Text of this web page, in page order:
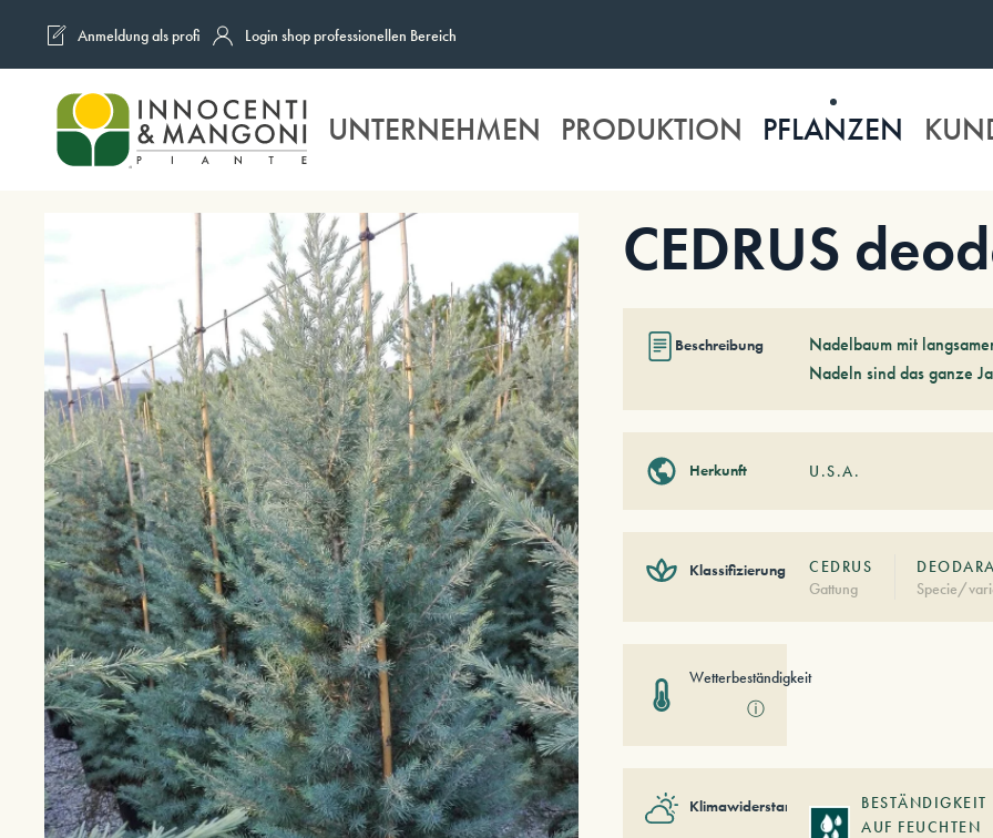
Skip to main content
Anmeldung als profi Login shop professionellen Bereich
UNTERNEHMEN PRODUKTION PFLANZEN
CEDRUS
Beschreibung
Nadelbaum mit
Nadeln sind das ganze
Herkunft U.S.A.
Klassifizierung
CEDRUS
Gattung
Specie/
Wetterbeständigkeit
ⓘ
Klimawiderstand
BESTÄNDIGKEIT
AUF FEUCHTEN